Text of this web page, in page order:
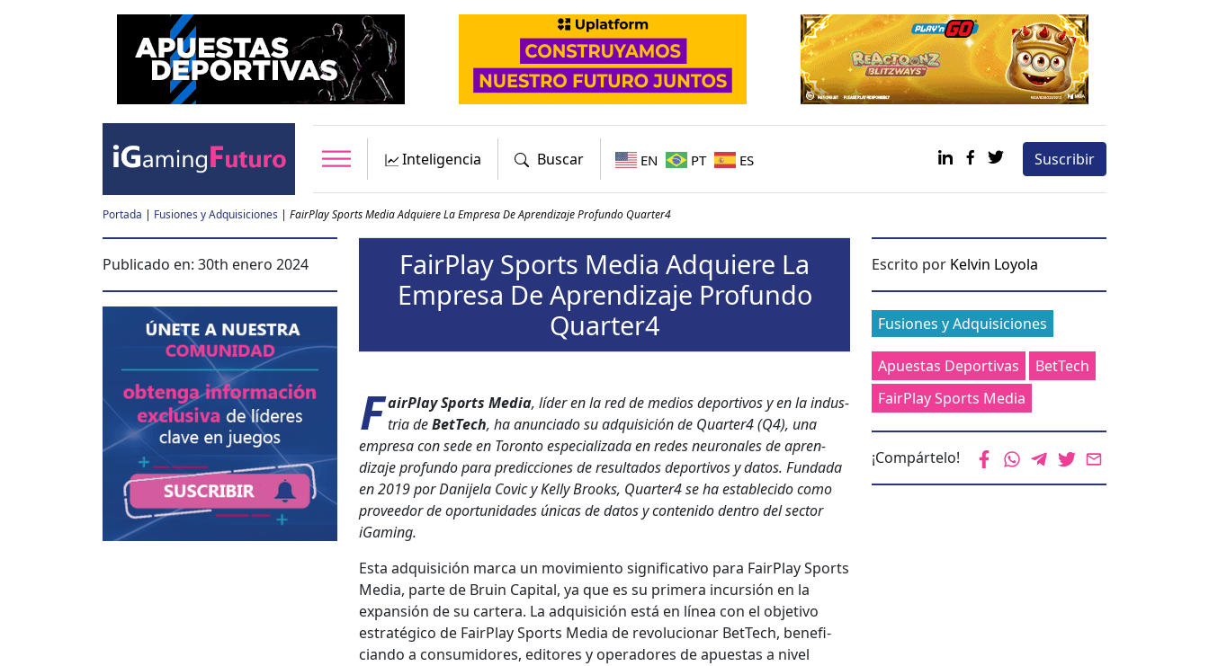
Inteligencia Buscar EN PT ES Suscribir
Portada | Fusiones y Adquisiciones | FairPlay Sports Media Adquiere La Empresa De Aprendizaje Profundo Quarter4
FairPlay Sports Media Adquiere La
Empresa De Aprendizaje Profundo
Quarter4
Fair­Play Sports Media, líder en la red de medios deportivos y en la indus­
tria deBet­Tech, ha anun­ci­a­do su adquisi­ción de Quarter4 (Q4), una
empre­sa con sede en Toron­to espe­cial­iza­da en redes neu­ronales de apren­
diza­je pro­fun­do para predic­ciones de resul­ta­dos deportivos y datos. Fun­da­da
en 2019 por Dani­jela Cov­ic y Kel­ly Brooks, Quarter4 se ha estable­ci­do como
provee­dor de opor­tu­nidades úni­cas de datos y con­tenido den­tro del sec­tor
iGam­ing.
Esta adquisi­ción mar­ca un movimien­to sig­ni­fica­ti­vo para Fair­Play Sports
Media, parte de Bru­in Cap­i­tal, ya que es su primera incur­sión en la
expan­sión de su cartera. La adquisi­ción está en línea con el obje­ti­vo
estratégi­co de Fair­Play Sports Media de rev­olu­cionar Bet­Tech, ben­e­fi­
cian­do a con­sum­i­dores, edi­tores y oper­adores de apues­tas a niv­el
Publicado en: 30th enero 2024 Escrito por Kelvin Loyola
Categories
Fusiones y Adquisiciones
Apuestas Deportivas
BetTech
FairPlay Sports Media
¡Compártelo!